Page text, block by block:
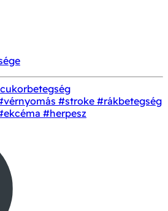
#stroke #rákbetegség
#herpesz